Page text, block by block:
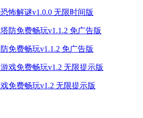
怖解谜v1.0.0 无限时间版
免费畅玩v1.1.2 免广告版
免费畅玩v1.2 无限提示版